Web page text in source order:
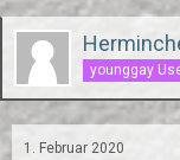
younggay
1. Februar 2020